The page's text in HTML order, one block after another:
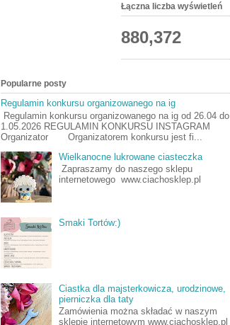
Łączna liczba wyświetleń
880,372
Popularne posty
Regulamin konkursu organizowanego na ig
Regulamin konkursu organizowanego na ig od 26.04 do
1.05.2026 REGULAMIN KONKURSU INSTAGRAM
Organizator Organizatorem konkursu jest fi...
Wielkanocne lukrowane ciasteczka
Zapraszamy do naszego sklepu
internetowego www.ciachosklep.pl
Smaki Tortów:)
Ciastka dla majsterkowicza, urodzinowe,
pierniczka dla taty
Zamówienia można składać w naszym
sklepie internetowym www.ciachosklep.pl